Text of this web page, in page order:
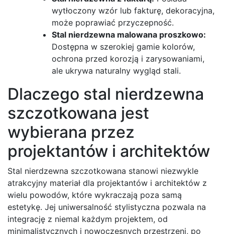
wytłoczony wzór lub fakturę, dekoracyjna,
może poprawiać przyczepność.
Stal nierdzewna malowana proszkowo:
Dostępna w szerokiej gamie kolorów,
ochrona przed korozją i zarysowaniami,
ale ukrywa naturalny wygląd stali.
Dlaczego stal nierdzewna
szczotkowana jest
wybierana przez
projektantów i architektów
Stal nierdzewna szczotkowana stanowi niezwykle
atrakcyjny materiał dla projektantów i architektów z
wielu powodów, które wykraczają poza samą
estetykę. Jej uniwersalność stylistyczna pozwala na
integrację z niemal każdym projektem, od
minimalistycznych i nowoczesnych przestrzeni, po